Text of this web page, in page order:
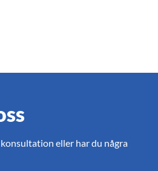
eller har du några